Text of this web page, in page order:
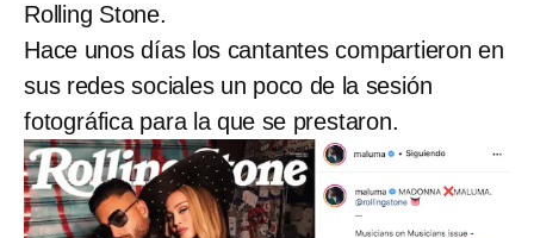
Rolling Stone.
Hace unos días los cantantes compartieron en
sus redes sociales un poco de la sesión
fotográfica para la que se prestaron.